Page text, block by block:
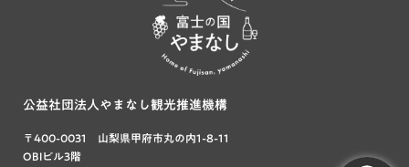
まなし
公益社団法人やまなし観光推進機構
〒400-0031 山梨県甲府市丸の内1-8-11
OBIビル3階